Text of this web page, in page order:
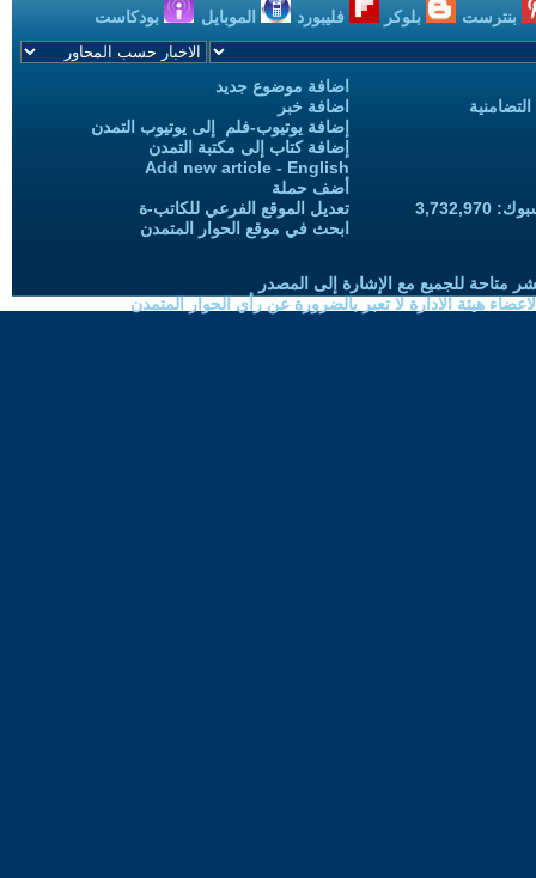
بنترست بلوكر فليبورد الموبايل بودكاست
اضافة موضوع جديد
اضافة خبر
إضافة يوتيوب-فلم إلى يوتيوب التمدن
إضافة كتاب إلى مكتبة التمدن
Add new article - English
أضف حملة
تعديل الموقع الفرعي للكاتب-ة
ابحث في موقع الحوار المتمدن
متاحة للجميع مع الإشارة إلى المصدر
هيئة الادارة لا تعبر بالضرورة عن رأي الحوار المتمدن